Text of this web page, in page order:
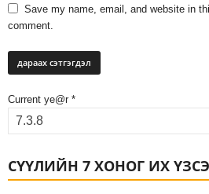
Save my name, email, and website in
comment.
Current ye@r *
СҮҮЛИЙН 7 ХОНОГ ИХ